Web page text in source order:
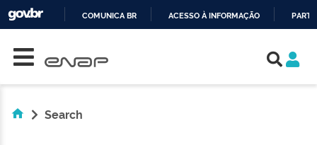
COMUNICA BR ACESSO À INFORMAÇÃO
Search